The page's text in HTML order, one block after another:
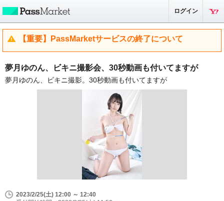
ログイン
【重要】PassMarketサービスの終了について
夢月ゆのん、ビキニ撮影会、30秒動画も付いてますが
夢月ゆのん、ビキニ撮影。30秒動画も付いてますが
2023/2/25(土) 12:00 ～ 12:40